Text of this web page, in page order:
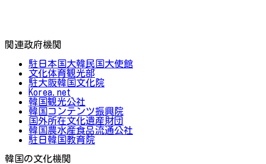
関連政府機関
駐日本国大韓民国大使館
文化体育観光部
駐大阪韓国文化院
Korea.net
韓国観光公社
韓国コンテンツ振興院
国外所在文化遺産財団
韓国農水産食品流通公社
駐日韓国教育院
韓国の文化機関